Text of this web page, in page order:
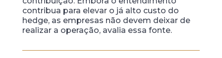
contribua para elevar o já alto custo do
hedge, as empresas não devem deixar de
realizar a operação, avalia essa fonte.